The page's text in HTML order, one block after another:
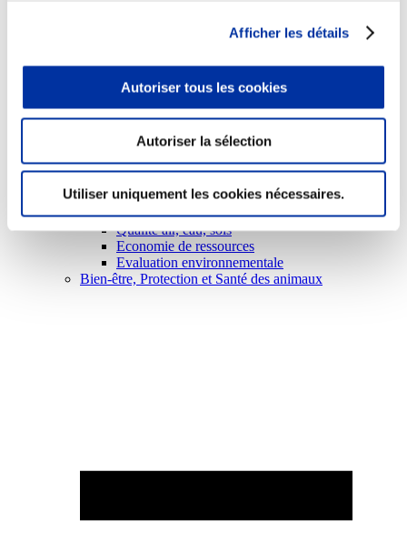
Afficher les détails
Autoriser tous les cookies
Autoriser la sélection
Utiliser uniquement les cookies nécessaires.
Valorisation de l’herbe
Autonomie des élevages
Qualité air, eau, sols
Economie de ressources
Evaluation environnementale
Bien-être, Protection et Santé des animaux